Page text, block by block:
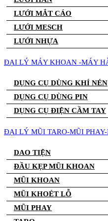
LƯỚI MẮT CÁO
LƯỚI MESCH
LƯỚI NHỰA
ĐẠI LÝ MÁY KHOAN -MÁY
DỤNG CỤ DÙNG KHÍ NÉN
DỤNG CỤ DÙNG PIN
DỤNG CỤ ĐIỆN CẦM TAY
ĐẠI LÝ MŨI TARO-MŨI
DAO TIỆN
ĐẦU KẸP MŨI KHOAN
MŨI KHOAN
MŨI KHOÉT LỖ
MŨI PHAY